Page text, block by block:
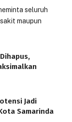
seluruh
maupun
Jadi
Samarinda